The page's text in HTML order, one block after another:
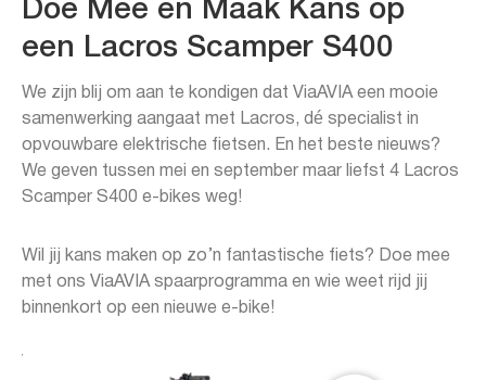
Doe Mee en Maak Kans op
een Lacros Scamper S400
We zijn blij om aan te kondigen dat ViaAVIA een mooie
samenwerking aangaat met Lacros, dé specialist in
opvouwbare elektrische fietsen. En het beste nieuws?
We geven tussen mei en september maar liefst 4 Lacros
Scamper S400 e-bikes weg!
Wil jij kans maken op zo’n fantastische fiets? Doe mee
met ons ViaAVIA spaarprogramma en wie weet rijd jij
binnenkort op een nieuwe e-bike!